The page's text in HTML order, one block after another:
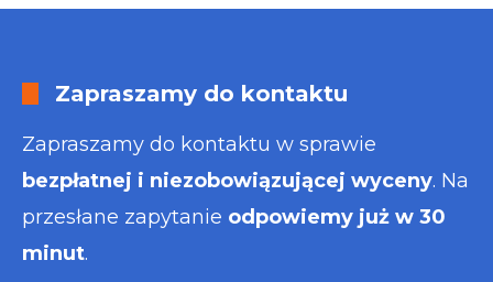
Zapraszamy do kontaktu
Zapraszamy do kontaktu w sprawie
bezpłatnej i niezobowiązującej wyceny. Na
przesłane zapytanie odpowiemy już w 30
minut.